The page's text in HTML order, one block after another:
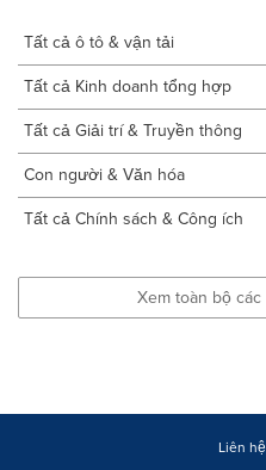
Tất cả ô tô & vận tải
Tất cả Kinh doanh tổng hợp
Tất cả Giải trí & Truyền thông
Con người & Văn hóa
Tất cả Chính sách & Công ích
Xem toàn bộ
Liên